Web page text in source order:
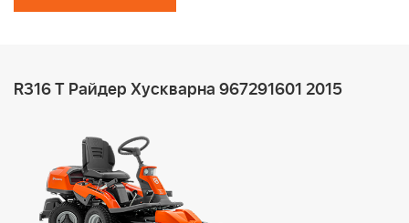
R316 T Райдер Хускварна 967291601 2015